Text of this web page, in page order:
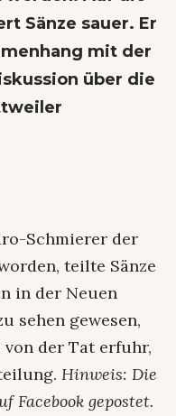
Sänze sauer. Er
mit der
über die
Schmierer der
teilte Sänze
in der Neuen
sehen gewesen,
der Tat erfuhr,
Hinweis: Die
Facebook gepostet.